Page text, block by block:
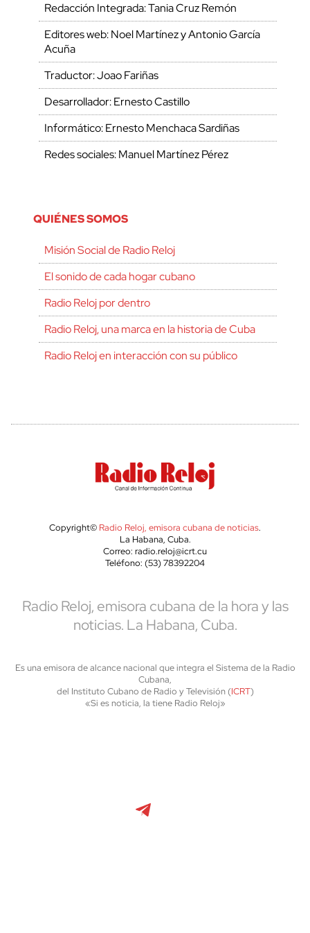
Redacción Integrada: Tania Cruz Remón
Editores web: Noel Martínez y Antonio García
Acuña
Traductor: Joao Fariñas
Desarrollador: Ernesto Castillo
Informático: Ernesto Menchaca Sardiñas
Redes sociales: Manuel Martínez Pérez
QUIÉNES SOMOS
Misión Social de Radio Reloj
El sonido de cada hogar cubano
Radio Reloj por dentro
Radio Reloj, una marca en la historia de Cuba
Radio Reloj en interacción con su público
Copyright© Radio Reloj, emisora cubana de noticias.
La Habana, Cuba.
Correo: radio.reloj@icrt.cu
Teléfono: (53) 78392204
Radio Reloj, emisora cubana de la hora y las
noticias. La Habana, Cuba.
Es una emisora de alcance nacional que integra el Sistema de la Radio
Cubana,
del Instituto Cubano de Radio y Televisión (ICRT)
«Si es noticia, la tiene Radio Reloj»